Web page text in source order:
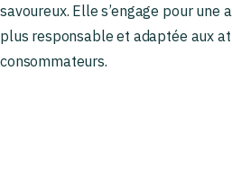
savoureux. Elle s’engage pour une
plus responsable et adaptée aux
consommateurs.